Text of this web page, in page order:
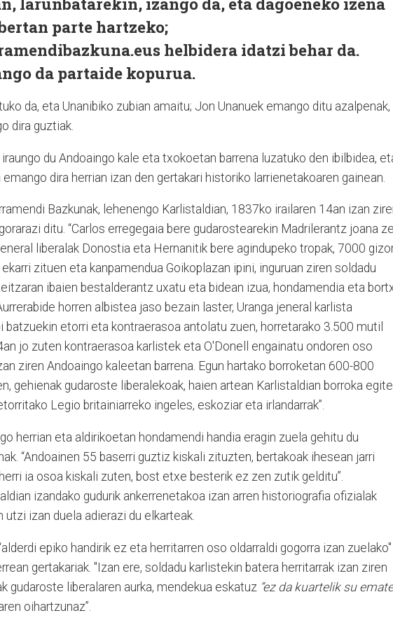
parte hartzeko;
helbidera idatzi behar da.
da partaide kopurua.
da, eta Unanibiko zubian amaitu; Jon Unanuek emango ditu azalpenak,
dira guztiak.
du Andoaingo kale eta txokoetan barrena luzatuko den ibilbidea,
dira herrian izan den gertakari historiko larrienetakoaren gainean.
Bazkunak, lehenengo Karlistaldian, 1837ko irailaren 14an izan
ditu. “Carlos erregegaia bere gudarostearekin Madrilerantz joana
liberalak Donostia eta Hernanitik bere agindupeko tropak, 7000
ekarri zituen eta kanpamendua Goikoplazan ipini, inguruan ziren soldadu
ibaien bestalderantz uxatu eta bidean izua, hondamendia eta
horren albistea jaso bezain laster, Uranga jeneral karlista
batzuekin etorri eta kontraerasoa antolatu zuen, horretarako 3.500 mutil
jo zuten kontraerasoa karlistek eta O'Donell engainatu ondoren oso
ziren Andoaingo kaleetan barrena. Egun hartako borroketan 600-800
gehienak gudaroste liberalekoak, haien artean Karlistaldian borroka
Legio britainiarreko ingeles, eskoziar eta irlandarrak”.
herrian eta aldirikoetan hondamendi handia eragin zuela gehitu du
“Andoainen 55 baserri guztiz kiskali zituzten, bertakoak ihesean jarri
ia osoa kiskali zuten, bost etxe besterik ez zen zutik gelditu”.
izandako gudurik ankerrenetakoa izan arren historiografia ofizialak
utzi izan duela adierazi du elkarteak.
epiko handirik ez eta herritarren oso oldarraldi gogorra izan zuelako"
gertakariak. "Izan ere, soldadu karlistekin batera herritarrak izan ziren
gudaroste liberalaren aurka, mendekua eskatuz “ez da kuartelik su
oihartzunaz”.